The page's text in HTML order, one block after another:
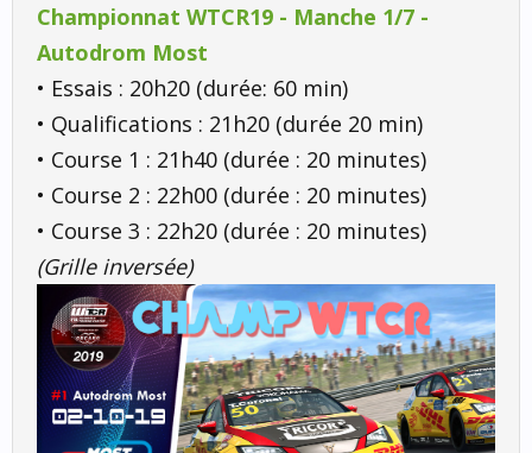
Championnat WTCR19 - Manche 1/7 -
Autodrom Most
• Essais : 20h20 (durée: 60 min)
• Qualifications : 21h20 (durée 20 min)
• Course 1 : 21h40 (durée : 20 minutes)
• Course 2 : 22h00 (durée : 20 minutes)
• Course 3 : 22h20 (durée : 20 minutes)
(Grille inversée)